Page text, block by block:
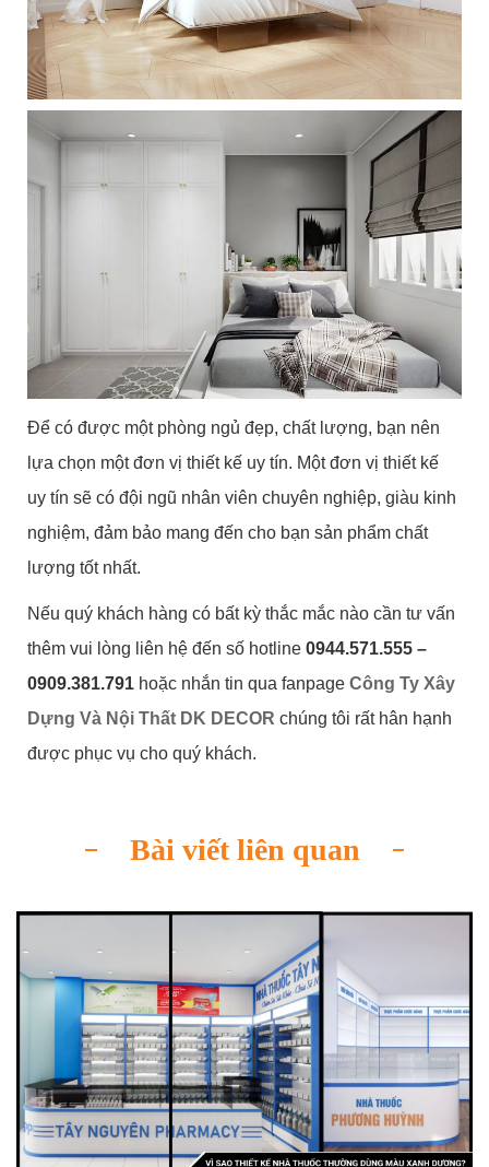
Để có được một phòng ngủ đẹp, chất lượng, bạn nên
lựa chọn một đơn vị thiết kế uy tín. Một đơn vị thiết kế
uy tín sẽ có đội ngũ nhân viên chuyên nghiệp, giàu kinh
nghiệm, đảm bảo mang đến cho bạn sản phẩm chất
lượng tốt nhất.
Nếu quý khách hàng có bất kỳ thắc mắc nào cần tư vấn
thêm vui lòng liên hệ đến số hotline 0944.571.555 –
0909.381.791 hoặc nhắn tin qua fanpage Công Ty Xây
Dựng Và Nội Thất DK DECOR chúng tôi rất hân hạnh
được phục vụ cho quý khách.
Bài viết liên quan